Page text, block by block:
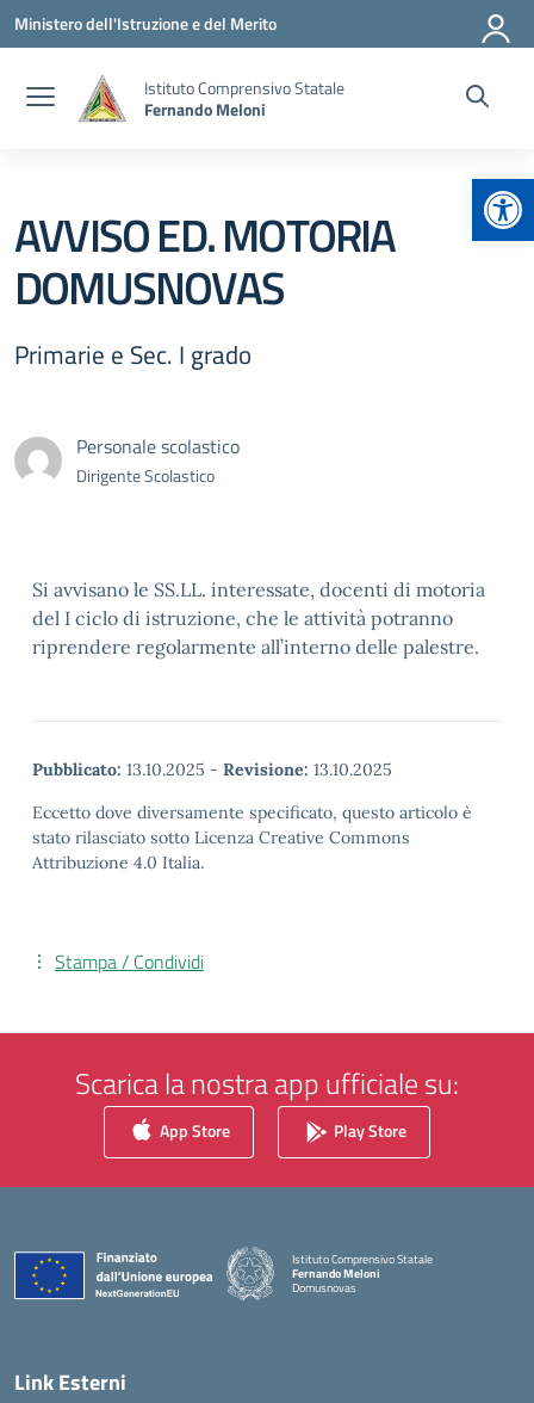
Vai ai contenuti
Vai al menu di navigazione
Vai al footer
Ministero dell'Istruzione e del Merito
Istituto Comprensivo Statale
Fernando Meloni
AVVISO ED. MOTORIA
DOMUSNOVAS
Primarie e Sec. I grado
Personale scolastico
Dirigente Scolastico
Si avvisano le SS.LL. interessate, docenti di motoria
del I ciclo di istruzione, che le attività potranno
riprendere regolarmente all’interno delle palestre.
Pubblicato: 13.10.2025 - Revisione: 13.10.2025
Eccetto dove diversamente specificato, questo articolo è
stato rilasciato sotto Licenza Creative Commons
Attribuzione 4.0 Italia.
Stampa / Condividi
Scarica la nostra app ufficiale su:
App Store Play Store
Istituto Comprensivo Statale
Fernando Meloni
Domusnovas
Link Esterni